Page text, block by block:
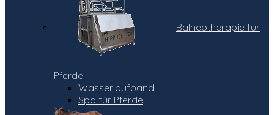
Balneotherapie für
Pferde
Wasserlaufband
Spa für Pferde